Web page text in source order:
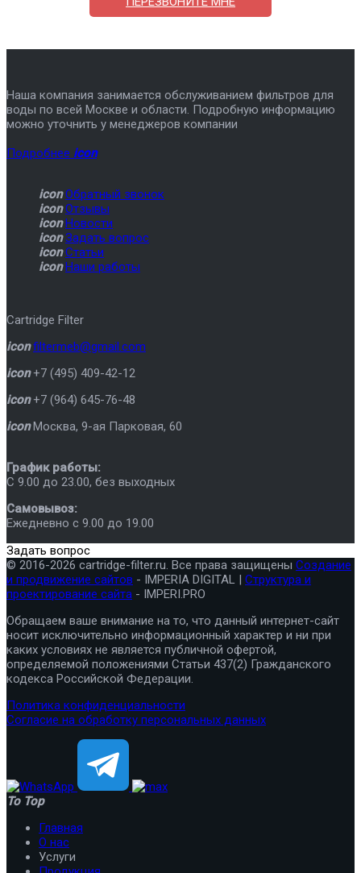
Наша компания занимается обслуживанием фильтров для
воды по всей Москве и области. Подробную информацию
можно уточнить у менеджеров компании
Подробнее icon
icon Обратный звонок
icon Отзывы
icon Новости
icon Задать вопрос
icon Статьи
icon Наши работы
Cartridge Filter
icon filtermeb@gmail.com
icon +7 (495) 409-42-12
icon +7 (964) 645-76-48
icon Москва, 9-ая Парковая, 60
График работы:
C 9.00 до 23.00, без выходных
Самовывоз:
Ежедневно с 9.00 до 19.00
Задать вопрос
© 2016-2026 cartridge-filter.ru. Все права защищены Создание
и продвижение сайтов - IMPERIA DIGITAL | Структура и
проектирование сайта - IMPERI.PRO
Обращаем ваше внимание на то, что данный интернет-сайт
носит исключительно информационный характер и ни при
каких условиях не является публичной офертой,
определяемой положениями Статьи 437(2) Гражданского
кодекса Российской Федерации.
Политика конфиденциальности
Согласие на обработку персональных данных
To Top
Главная
О нас
Услуги